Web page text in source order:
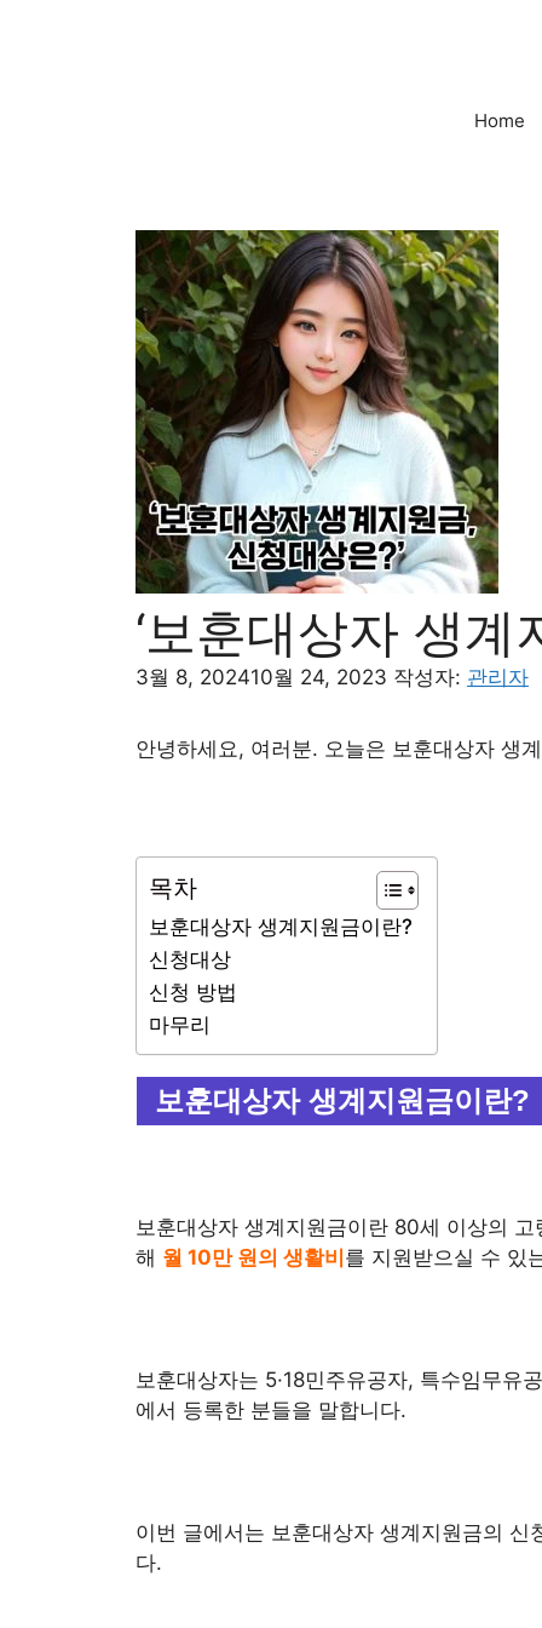
Home
‘보훈대상자 생계
3월 8, 202410월 24, 2023 작성자: 관리자
안녕하세요, 여러분. 오늘은 보훈대상자 생
목차
보훈대상자 생계지원금이란?
신청대상
신청 방법
마무리
보훈대상자 생계지원금이란?
보훈대상자 생계지원금이란 80세 이상의
해 월 10만 원의 생활비를 지원받으실 수 있
보훈대상자는 5·18민주유공자, 특수임무유
에서 등록한 분들을 말합니다.
이번 글에서는 보훈대상자 생계지원금의
다.